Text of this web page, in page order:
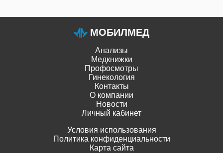
МОБИЛМЕД
Анализы
Медкнижки
Профосмотры
Гинекология
Контакты
О компании
Новости
Личный кабинет
Условия использования
Политика конфиденциальности
Карта сайта